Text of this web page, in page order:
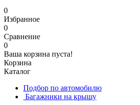
0
Избранное
0
Сравнение
0
Ваша корзина пуста!
Корзина
Каталог
Подбор по автомобилю
Багажники на крышу